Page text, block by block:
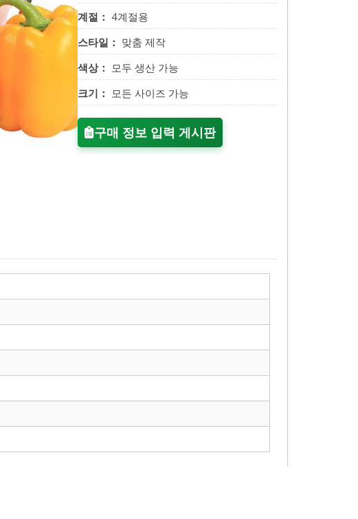
계절： 4계절용
스타일： 맞춤 제작
색상： 모두 생산 가능
크기： 모든 사이즈 가능
구매 정보 입력 게시판